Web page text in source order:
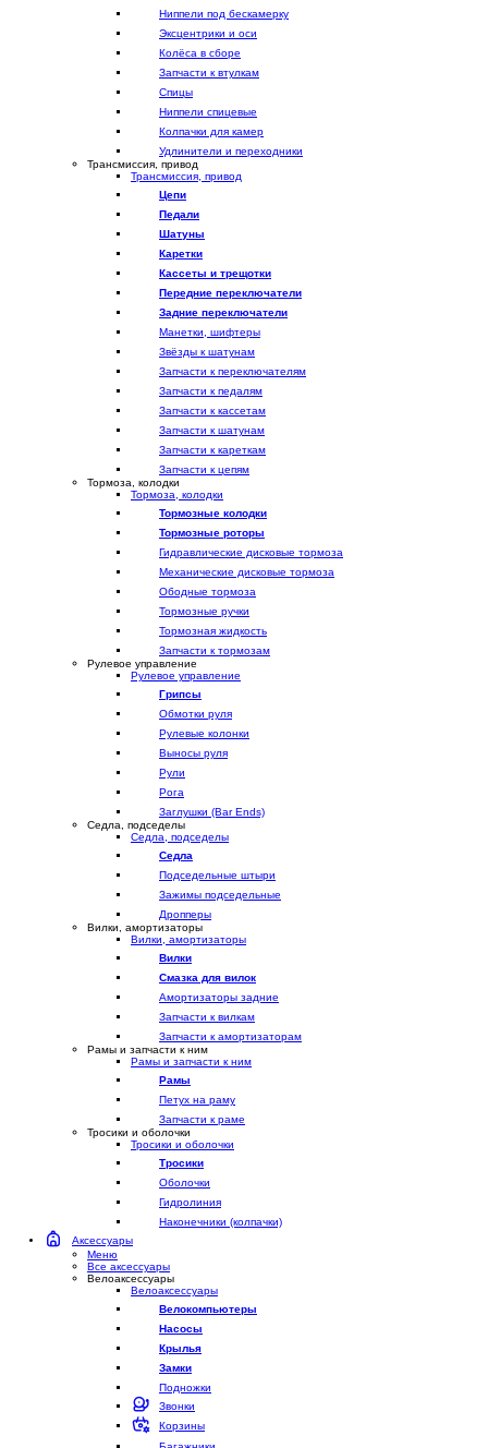
Ниппели под бескамерку
Эксцентрики и оси
Колёса в сборе
Запчасти к втулкам
Спицы
Ниппели спицевые
Колпачки для камер
Удлинители и переходники
Трансмиссия, привод
Трансмиссия, привод
Цепи
Педали
Шатуны
Каретки
Кассеты и трещотки
Передние переключатели
Задние переключатели
Манетки, шифтеры
Звёзды к шатунам
Запчасти к переключателям
Запчасти к педалям
Запчасти к кассетам
Запчасти к шатунам
Запчасти к кареткам
Запчасти к цепям
Тормоза, колодки
Тормоза, колодки
Тормозные колодки
Тормозные роторы
Гидравлические дисковые тормоза
Механические дисковые тормоза
Ободные тормоза
Тормозные ручки
Тормозная жидкость
Запчасти к тормозам
Рулевое управление
Рулевое управление
Грипсы
Обмотки руля
Рулевые колонки
Выносы руля
Рули
Рога
Заглушки (Bar Ends)
Седла, подседелы
Седла, подседелы
Седла
Подседельные штыри
Зажимы подседельные
Дропперы
Вилки, амортизаторы
Вилки, амортизаторы
Вилки
Смазка для вилок
Амортизаторы задние
Запчасти к вилкам
Запчасти к амортизаторам
Рамы и запчасти к ним
Рамы и запчасти к ним
Рамы
Петух на раму
Запчасти к раме
Тросики и оболочки
Тросики и оболочки
Тросики
Оболочки
Гидролиния
Наконечники (колпачки)
Аксессуары
Меню
Все аксессуары
Велоаксессуары
Велоаксессуары
Велокомпьютеры
Насосы
Крылья
Замки
Подножки
Звонки
Корзины